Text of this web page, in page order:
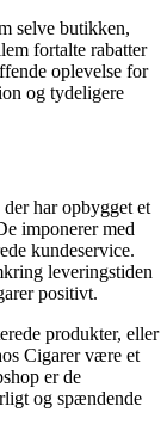
selve butikken,
fortalte rabatter
oplevelse for
og tydeligere
har opbygget et
imponerer med
kundeservice.
leveringstiden
positivt.
produkter, eller
Cigarer være et
er de
og spændende